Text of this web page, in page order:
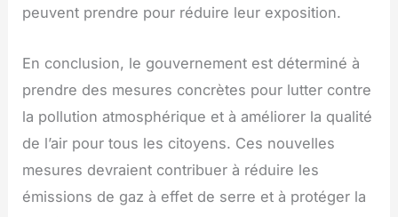
peuvent prendre pour réduire leur exposition.
En conclusion, le gouvernement est déterminé à
prendre des mesures concrètes pour lutter contre
la pollution atmosphérique et à améliorer la qualité
de l’air pour tous les citoyens. Ces nouvelles
mesures devraient contribuer à réduire les
émissions de gaz à effet de serre et à protéger la